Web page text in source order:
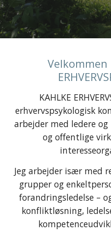
Velkommen
KAHLKE
erhvervspsykologisk
arbejder med ledere
og offentlige
Jeg arbejder især med
grupper og
forandringsledelse –
konfliktløsning,